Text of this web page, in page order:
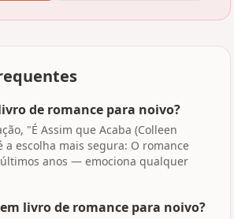
de romance para noivo?
"É Assim que Acaba (Colleen
a escolha mais segura: O romance
anos — emociona qualquer
livro de romance para noivo?